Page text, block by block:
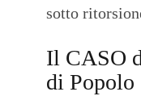
sotto
Il CASO
di Popolo